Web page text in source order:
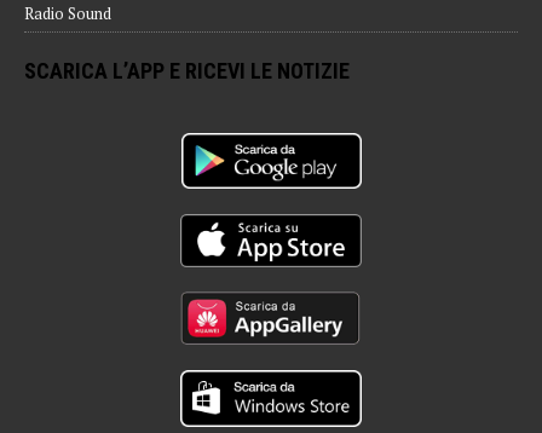
Radio Sound
SCARICA L’APP E RICEVI LE NOTIZIE